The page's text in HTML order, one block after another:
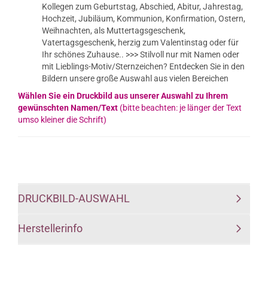
Kollegen zum Geburtstag, Abschied, Abitur, Jahrestag,
Hochzeit, Jubiläum, Kommunion, Konfirmation, Ostern,
Weihnachten, als Muttertagsgeschenk,
Vatertagsgeschenk, herzig zum Valentinstag oder für
Ihr schönes Zuhause.. >>> Stilvoll nur mit Namen oder
mit Lieblings-Motiv/Sternzeichen? Entdecken Sie in den
Bildern unsere große Auswahl aus vielen Bereichen
Wählen Sie ein Druckbild aus unserer Auswahl zu Ihrem
gewünschten Namen/Text (bitte beachten: je länger der Text
umso kleiner die Schrift)
DRUCKBILD-AUSWAHL
Herstellerinfo